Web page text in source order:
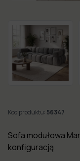
Nowości
Kolekcje
mebli
Kod produktu: 56347
Sofa modułowa
konfiguracją